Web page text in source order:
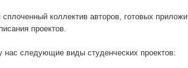
коллектив авторов, готовых
проектов.
нас следующие виды студенческих проектов: